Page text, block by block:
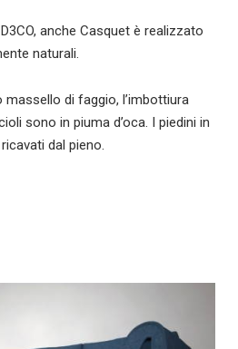
anche Casquet è realizzato
naturali.
massello di faggio, l’imbottiura
sono in piuma d’oca. I piedini in
dal pieno.